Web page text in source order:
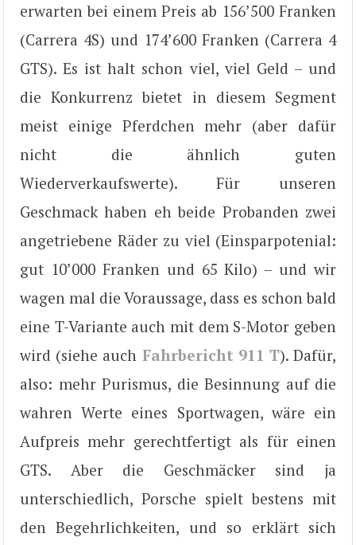
erwarten bei einem Preis ab 156’500 Franken
(Carrera 4S) und 174’600 Franken (Carrera 4
GTS). Es ist halt schon viel, viel Geld – und
die Konkurrenz bietet in diesem Segment
meist einige Pferdchen mehr (aber dafür
nicht die ähnlich guten
Wiederverkaufswerte). Für unseren
Geschmack haben eh beide Probanden zwei
angetriebene Räder zu viel (Einsparpotenial:
gut 10’000 Franken und 65 Kilo) – und wir
wagen mal die Voraussage, dass es schon bald
eine T-Variante auch mit dem S-Motor geben
wird (siehe auch Fahrbericht 911 T). Dafür,
also: mehr Purismus, die Besinnung auf die
wahren Werte eines Sportwagen, wäre ein
Aufpreis mehr gerechtfertigt als für einen
GTS. Aber die Geschmäcker sind ja
unterschiedlich, Porsche spielt bestens mit
den Begehrlichkeiten, und so erklärt sich